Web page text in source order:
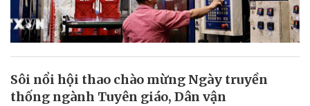
Sôi nổi hội thao chào mừng Ngày truyền
thống ngành Tuyên giáo, Dân vận